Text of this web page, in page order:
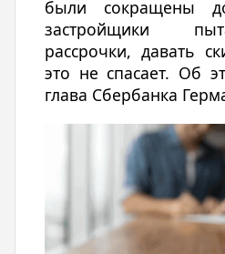
были сокращены
застройщики
рассрочки, давать
это не спасает. Об
глава Сбербанка